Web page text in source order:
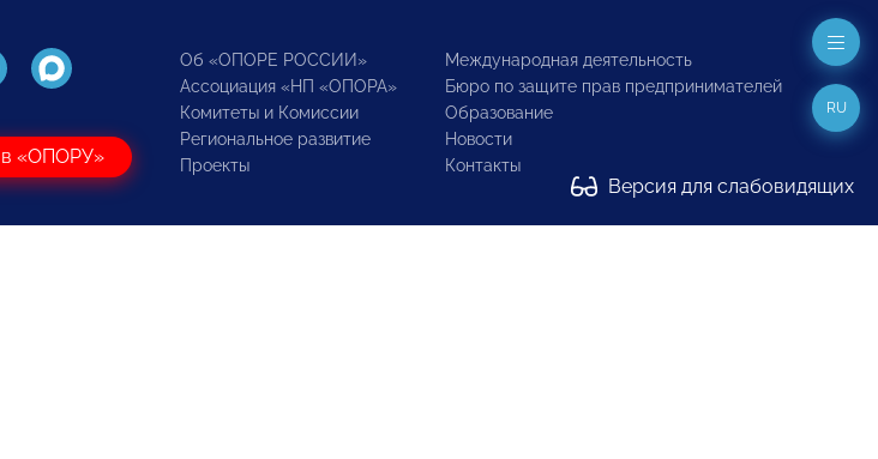
в «ОПОРУ»
Об «ОПОРЕ РОССИИ»
Ассоциация «НП «ОПОРА»
Комитеты и Комиссии
Региональное развитие
Проекты
Международная деятельность
Бюро по защите прав предпринимателей
Образование
Новости
Контакты
Версия для слабовидящих
RU